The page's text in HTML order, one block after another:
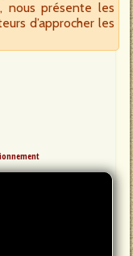
nous présente les
d’approcher les